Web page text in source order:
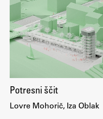
Potresni ščit
Lovre Mohorič, Iza Oblak